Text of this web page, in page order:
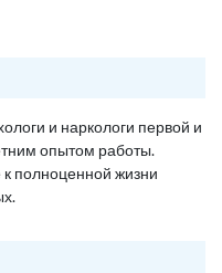
и наркологи первой и
опытом работы.
полноценной жизни